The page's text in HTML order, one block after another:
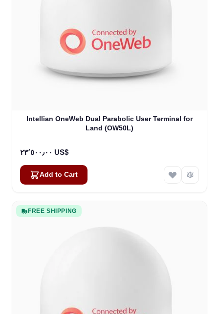
Intellian OneWeb Dual Parabolic User Terminal for
Land (OW50L)
٢٣٬٥٠٠٫٠٠ US$
Add to Cart
FREE SHIPPING